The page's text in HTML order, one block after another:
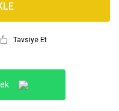
Tavsiye Et